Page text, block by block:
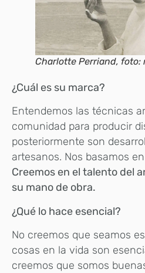
Charlotte Perriand, foto:
¿Cuál es su marca?
Entendemos las técnicas
comunidad para producir
posteriormente son
artesanos. Nos basamos
Creemos en el talento del
su mano de obra.
¿Qué lo hace esencial?
No creemos que seamos
cosas en la vida son
creemos que somos